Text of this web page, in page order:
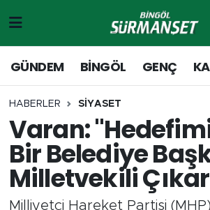
GÜNDEM BİNGÖL GENÇ
HABERLER SİYASET
Varan:
Bir Belediye
Milletvekili
Milliyetçi Hareket Partisi (MHP)
Genç
Solhan
Karlıova
Merkez Hava Durumu
Merkez Trafik Yoğunluk
Süper Lig Puan Durumu ve